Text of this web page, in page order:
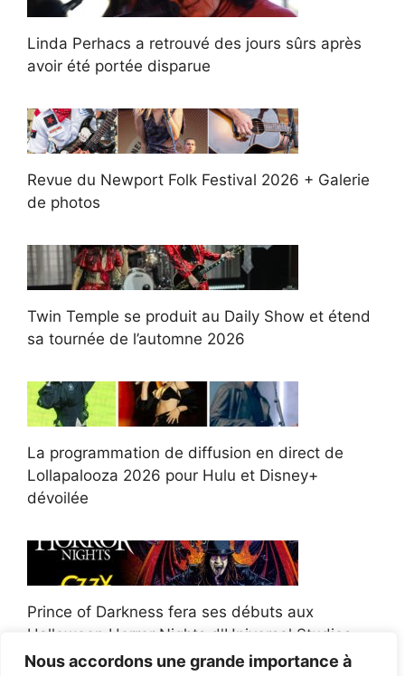
Nous accordons une grande importance à
Linda Perhacs a retrouvé des jours sûrs après
avoir été portée disparue
Revue du Newport Folk Festival 2026 + Galerie
de photos
Twin Temple se produit au Daily Show et étend
sa tournée de l’automne 2026
La programmation de diffusion en direct de
Lollapalooza 2026 pour Hulu et Disney+
dévoilée
Prince of Darkness fera ses débuts aux
Halloween Horror Nights d'Universal Studios